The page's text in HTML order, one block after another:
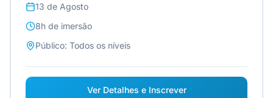
13 de Agosto
8h de imersão
Público: Todos os níveis
Ver Detalhes e Inscrever